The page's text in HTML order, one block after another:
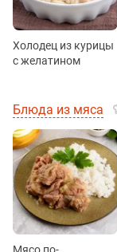
Холодец из курицы
с желатином
Блюда из мяса
Мясо по-